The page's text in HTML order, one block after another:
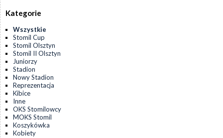
Kategorie
Wszystkie
Stomil Cup
Stomil Olsztyn
Stomil II Olsztyn
Juniorzy
Stadion
Nowy Stadion
Reprezentacja
Kibice
Inne
OKS Stomilowcy
MOKS Stomil
Koszykówka
Kobiety